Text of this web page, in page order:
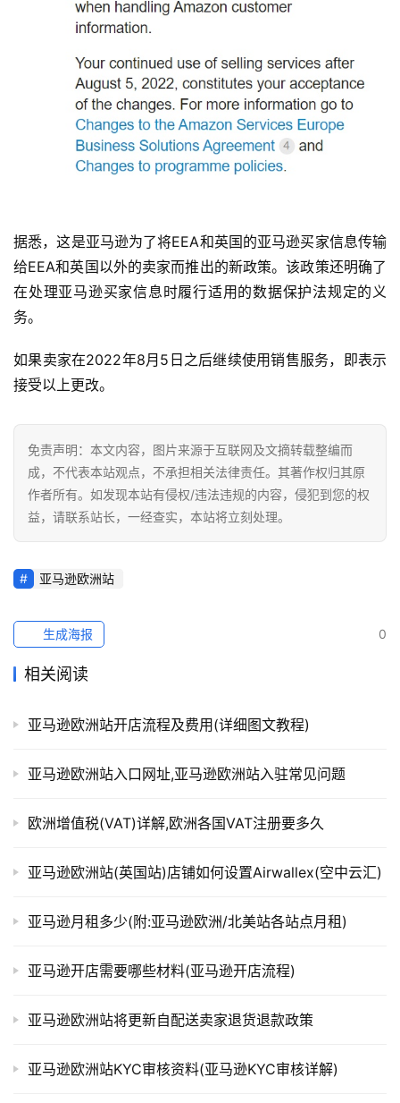
据悉，这是亚马逊为了将EEA和英国的亚马逊买家信息传输
给EEA和英国以外的卖家而推出的新政策。该政策还明确了
在处理亚马逊买家信息时履行适用的数据保护法规定的义
务。
如果卖家在2022年8月5日之后继续使用销售服务，即表示
接受以上更改。
免责声明：本文内容，图片来源于互联网及文摘转载整编而
成，不代表本站观点，不承担相关法律责任。其著作权归其原
作者所有。如发现本站有侵权/违法违规的内容，侵犯到您的权
益，请联系站长，一经查实，本站将立刻处理。
亚马逊欧洲站
0
生成海报
相关阅读
亚马逊欧洲站开店流程及费用(详细图文教程)
亚马逊欧洲站入口网址,亚马逊欧洲站入驻常见问题
欧洲增值税(VAT)详解,欧洲各国VAT注册要多久
亚马逊欧洲站(英国站)店铺如何设置Airwallex(空中云汇)
亚马逊月租多少(附:亚马逊欧洲/北美站各站点月租)
亚马逊开店需要哪些材料(亚马逊开店流程)
亚马逊欧洲站将更新自配送卖家退货退款政策
亚马逊欧洲站KYC审核资料(亚马逊KYC审核详解)